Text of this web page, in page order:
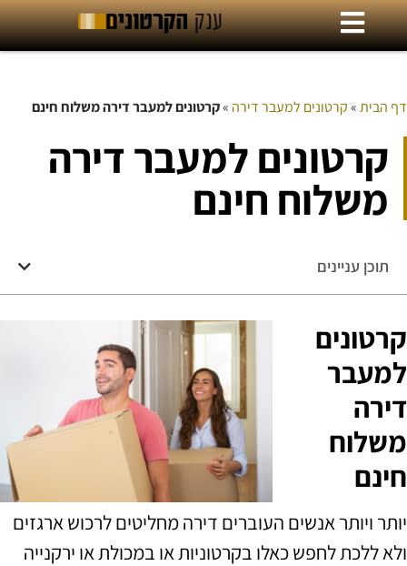
דף הבית»קרטונים למעבר דירה »קרטונים למעבר דירה משלוח חינם
קרטונים למעבר דירה
משלוח חינם
תוכן עניינים
קרטונים
למעבר
דירה
משלוח
חינם
יותר ויותר אנשים העוברים דירה מחליטים לרכוש ארגזים
ולא ללכת לחפש כאלו בקרטוניות או במכולת או ירקנייה